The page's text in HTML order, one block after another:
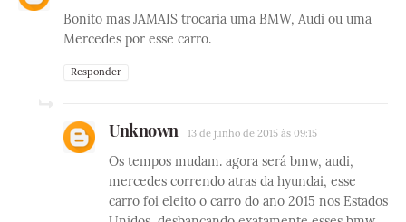
Bonito mas JAMAIS trocaria uma BMW, Audi ou uma
Mercedes por esse carro.
Responder
Unknown 13 de junho de 2015 às 09:15
Os tempos mudam. agora será bmw, audi,
mercedes correndo atras da hyundai, esse
carro foi eleito o carro do ano 2015 nos Estados